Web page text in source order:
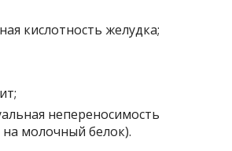
кислотность желудка;
непереносимость
на молочный белок).